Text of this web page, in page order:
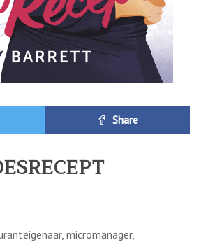
Share
micromanager,